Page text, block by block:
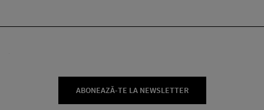
ABONEAZĂ-TE LA NEWSLETTER